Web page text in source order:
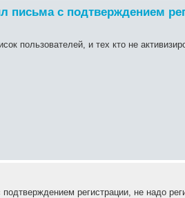
письма с подтверждением
пользователей, и тех кто не
регистрации, не надо